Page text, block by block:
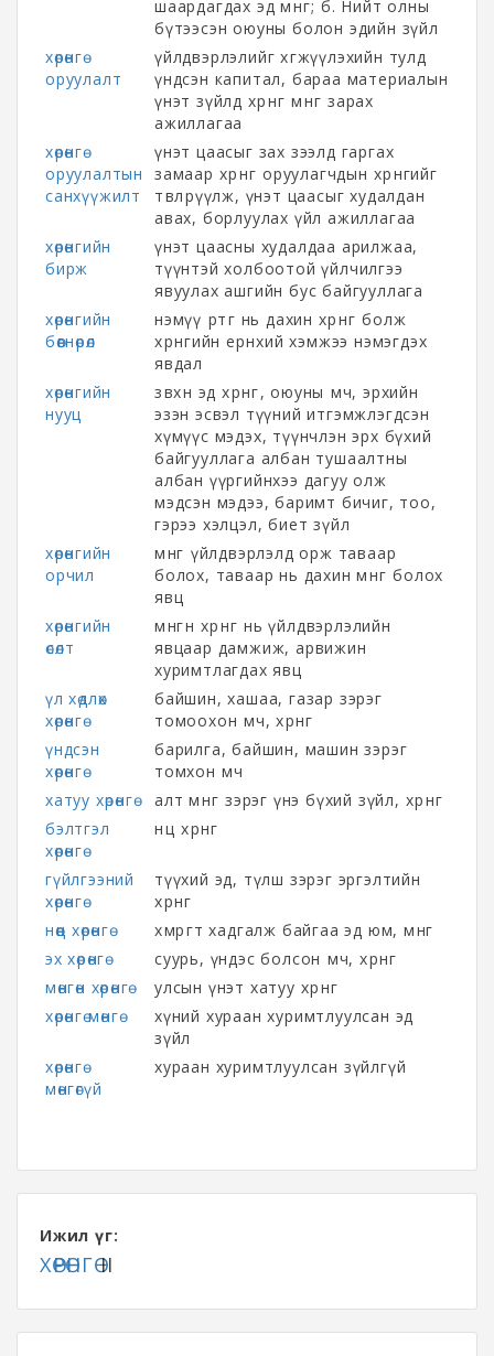
шаардагдах эд мөнгө; б. Нийт олны
бүтээсэн оюуны болон эдийн зүйл
хөрөнгө
оруулалт
үйлдвэрлэлийг хөгжүүлэхийн тулд
үндсэн капитал, бараа материалын
үнэт зүйлд хөрөнгө мөнгө зарах
ажиллагаа
хөрөнгө
оруулалтын
санхүүжилт
үнэт цаасыг зах зээлд гаргах
замаар хөрөнгө оруулагчдын хөрөнгийг
төвлөрүүлж, үнэт цаасыг худалдан
авах, борлуулах үйл ажиллагаа
хөрөнгийн
бирж
үнэт цаасны худалдаа арилжаа,
түүнтэй холбоотой үйлчилгээ
явуулах ашгийн бус байгууллага
хөрөнгийн
бөөгнөрөл
нэмүү өртөг нь дахин хөрөнгө болж
хөрөнгийн ерөнхий хэмжээ нэмэгдэх
явдал
хөрөнгийн
нууц
зөвхөн эд хөрөнгө, оюуны өмч, эрхийн
эзэн эсвэл түүний итгэмжлэгдсэн
хүмүүс мэдэх, түүнчлэн эрх бүхий
байгууллага албан тушаалтны
албан үүргийнхээ дагуу олж
мэдсэн мэдээ, баримт бичиг, тоо,
гэрээ хэлцэл, биет зүйл
хөрөнгийн
орчил
мөнгө үйлдвэрлэлд орж таваар
болох, таваар нь дахин мөнгө болох
явц
хөрөнгийн
өсөлт
мөнгөн хөрөнгө нь үйлдвэрлэлийн
явцаар дамжиж, арвижин
хуримтлагдах явц
үл хөдлөх
хөрөнгө
байшин, хашаа, газар зэрэг
томоохон өмч, хөрөнгө
үндсэн
хөрөнгө
барилга, байшин, машин зэрэг
томхон өмч
хатуу хөрөнгө
алт мөнгө зэрэг үнэ бүхий зүйл, хөрөнгө
бэлтгэл
хөрөнгө
нөөц хөрөнгө
гүйлгээний
хөрөнгө
түүхий эд, түлш зэрэг эргэлтийн
хөрөнгө
нөөц хөрөнгө
хөмрөгт хадгалж байгаа эд юм, мөнгө
эх хөрөнгө
суурь, үндэс болсон өмч, хөрөнгө
мөнгөн хөрөнгө
улсын үнэт хатуу хөрөнгө
хөрөнгө мөнгө
хүний хураан хуримтлуулсан эд
зүйл
хөрөнгө
мөнгөгүй
хураан хуримтлуулсан зүйлгүй
Ижил үг:
ХӨРӨНГӨII